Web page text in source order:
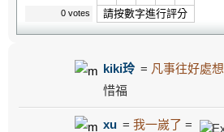
0 votes 請按數字進行評分
kiki玲 = 凡事往好處想
惜福
xu =我一嵗了 =